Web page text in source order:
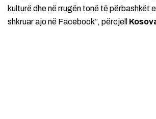
kulturë dhe në rrugën tonë të përbashkët
shkruar ajo në Facebook”, përcjell